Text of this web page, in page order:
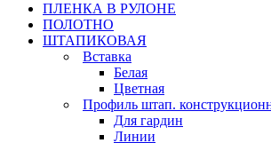
ПЛЕНКА В РУЛОНЕ
ПОЛОТНО
ШТАПИКОВАЯ
Вставка
Белая
Цветная
Профиль штап.
Для гардин
Линии